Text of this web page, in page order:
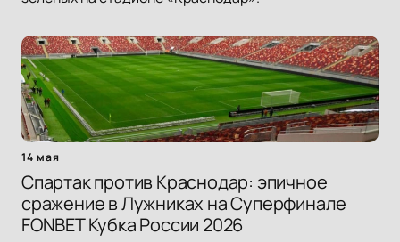
14 мая
Спартак против Краснодар: эпичное
сражение в Лужниках на Суперфинале
FONBET Кубка России 2026